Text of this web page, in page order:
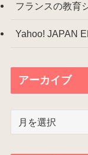
フランスの教育
Yahoo! JAPAN
アーカイブ